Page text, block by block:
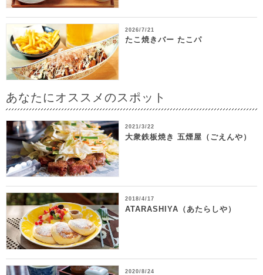
2026/7/21
たこ焼きバー たこパ
あなたにオススメのスポット
2021/3/22
大衆鉄板焼き 五煙屋（ごえんや）
2018/4/17
ATARASHIYA（あたらしや）
2020/8/24